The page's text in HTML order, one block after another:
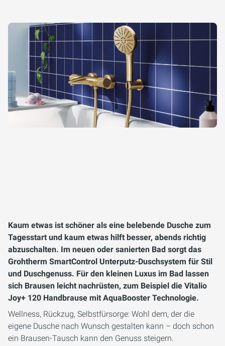
Kaum etwas ist schöner als eine belebende Dusche zum
Tagesstart und kaum etwas hilft besser, abends richtig
abzuschalten. Im neuen oder sanierten Bad sorgt das
Grohtherm SmartControl Unterputz-Duschsystem für Stil
und Duschgenuss. Für den kleinen Luxus im Bad lassen
sich Brausen leicht nachrüsten, zum Beispiel die Vitalio
Joy+ 120 Handbrause mit AquaBooster Technologie.
Wellness, Rückzug, Selbstfürsorge: Wohl dem, der die
eigene Dusche nach Wunsch gestalten kann – doch schon
ein Brausen-Tausch kann den Genuss steigern.